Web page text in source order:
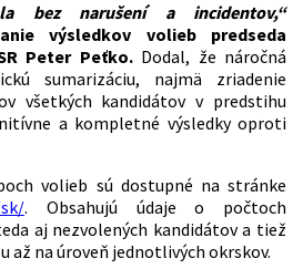
bez narušení a incidentov,“
výsledkov volieb predseda
Peter Peťko.Dodal, že náročná
sumarizáciu, najmä zriadenie
všetkých kandidátov v predstihu
a kompletné výsledky oproti
volieb sú dostupné na stránke
. Obsahujú údaje o počtoch
aj nezvolených kandidátov a tiež
až na úroveň jednotlivých okrskov.